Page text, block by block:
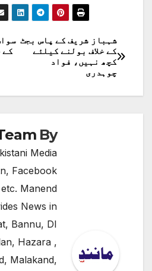
پوسٹوں
کی
نیویگیشن
کے
شہباز شریف کے پاس بجٹ
کے خلاف بولنے کیلئے
کچھ نہیں، فواد
چوہدری
By
Media
Facebook
Manend
News in
Bannu, DI
Hazara ,
Malakand,